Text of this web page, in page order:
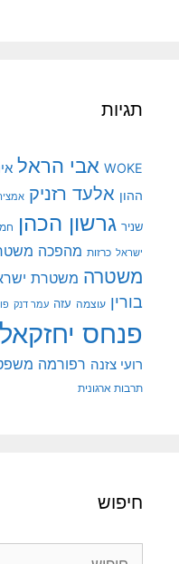
תגיות
WOKE אבי הראל
ההון אלעד רזניק
שניר גרשון הכהן
ישראל כרזות מהפכה
משטרה משטרת
בורין עוצמה עזה עמר דנק
פנחס
רועי צזנה רפורמה
תרבות ארגונית
חיפוש